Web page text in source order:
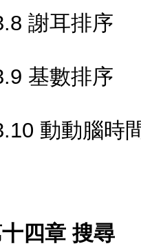
謝耳排序
基數排序
動動腦時
四章 搜尋